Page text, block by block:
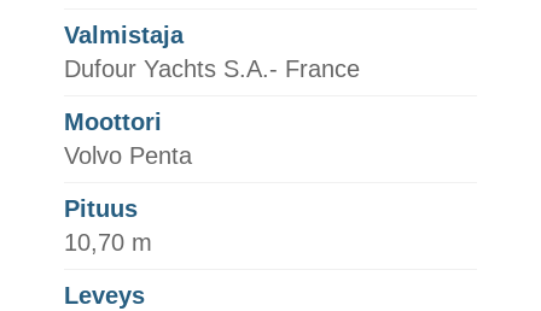
Valmistaja
Dufour Yachts S.A.- France
Moottori
Volvo Penta
Pituus
10,70 m
Leveys